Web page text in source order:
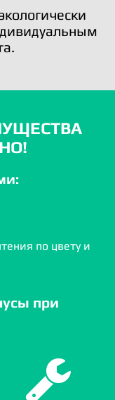
по цвету и
при